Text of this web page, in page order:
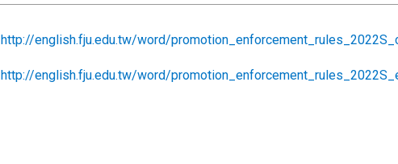
http://english.fju.edu.tw/word/
http://english.fju.edu.tw/word/